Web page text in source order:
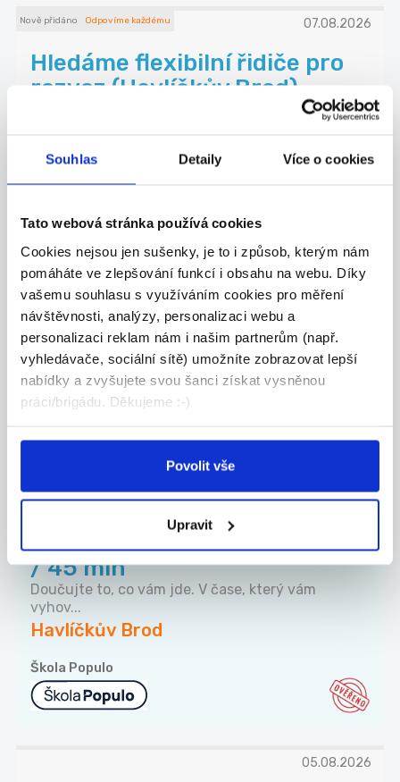
Souhlas Detaily Více o cookies
Tato webová stránka používá cookies
Cookies nejsou jen sušenky, je to i způsob, kterým nám
pomáháte ve zlepšování funkcí i obsahu na webu. Díky
vašemu souhlasu s využíváním cookies pro měření
návštěvnosti, analýzy, personalizaci webu a
personalizaci reklam nám i našim partnerům (např.
vyhledávače, sociální sítě) umožníte zobrazovat lepší
nabídky a zvyšujete svou šanci získat vysněnou
práci/brigádu. Děkujeme :-)
Povolit vše
Upravit
Nově přidáno Odpovíme každému 07.08.2026
Hledáme flexibilní řidiče pro
rozvoz (Havlíčkův Brod)...
**Přidejte se k našemu týmu! Hledáme spolehlivé
Havlíčkův Brod
FRANKOS GROUP s.r.o.
29.07.2026
Pracovník/ce ostrahy
marketů
Hledáme spolehlivé a zodpovědné pracovníky/ce
os...
Havlíčkův Brod
TOP
Doučujte s námi až za 350 Kč
/ 45 min
Doučujte to, co vám jde. V čase, který vám
vyhov...
Havlíčkův Brod
Škola Populo
05.08.2026